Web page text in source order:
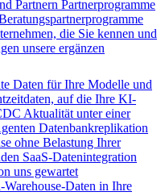
Partnern Partnerprogramme
die Sie kennen und
unsere ergänzen
Daten für Ihre Modelle und
auf die Ihre KI-
Aktualität unter einer
Datenbankreplikation
ohne Belastung Ihrer
SaaS-Datenintegration
uns gewartet
Daten in Ihre